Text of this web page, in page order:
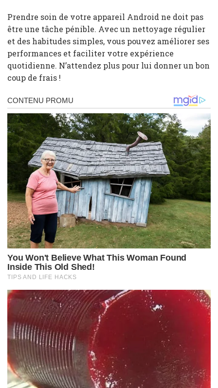
Prendre soin de votre appareil Android ne doit pas
être une tâche pénible. Avec un nettoyage régulier
et des habitudes simples, vous pouvez améliorer ses
performances et faciliter votre expérience
quotidienne. N’attendez plus pour lui donner un bon
coup de frais !